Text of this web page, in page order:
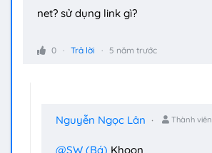
net? sử dụng link gì?
0 Trả lời 5 năm trước
Nguyễn Ngọc Lân Thành viên
@SW (Bá) Khoon